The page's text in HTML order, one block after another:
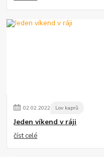
02.02.2022 Lov kaprů
Jeden víkend v ráji
číst celé